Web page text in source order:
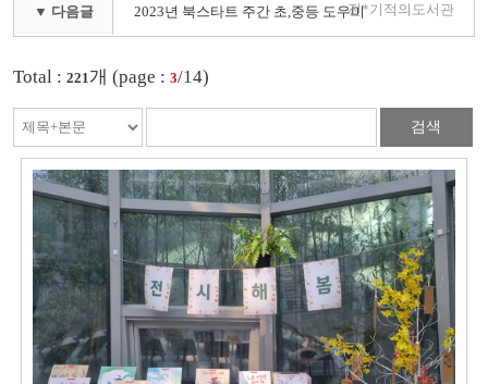
▼ 다음글 2023년 북스타트 주간 초,중등 도우미진*기적의도서관
Total : 221개 (page : 3/14)
검색